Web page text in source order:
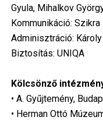
Gyula, Mihalkov
Kommunikáció: Szikra
Adminisztráció:
Biztosítás: UNIQA
Kölcsönző
• A. Gyűjtemény,
• Herman Ottó